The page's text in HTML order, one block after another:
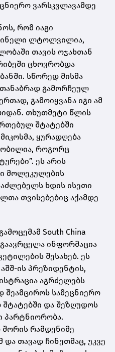
ვარსკვლავამდე
რომ იაგი
ლტოლვილია,
თავის ოჯახთან
ცხოვრობდა
სწორედ მისმა
გამორჩეულ
გამოიყვანა იგი ამ
თხუთმეტი წლის
შტატებში
ყურადღება
როგორც
ეს არის
მოლეკულების
ხდის ისეთი
თვისებებიც აქამდე
South China
გაავრცელა ინფორმაცია
შესახებ. ეს
ის პრეზიდენტის,
აგრძელებს
სამეცნიერო
და შეზღუდოს
პარტნიორობა.
შორის რამდენიმე
თავად ჩინეთმაც, უკვე